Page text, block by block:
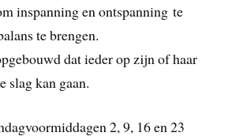
inspanning en ontspanning te
te brengen.
dat ieder op zijn of haar
slag kan gaan.
2, 9, 16 en 23